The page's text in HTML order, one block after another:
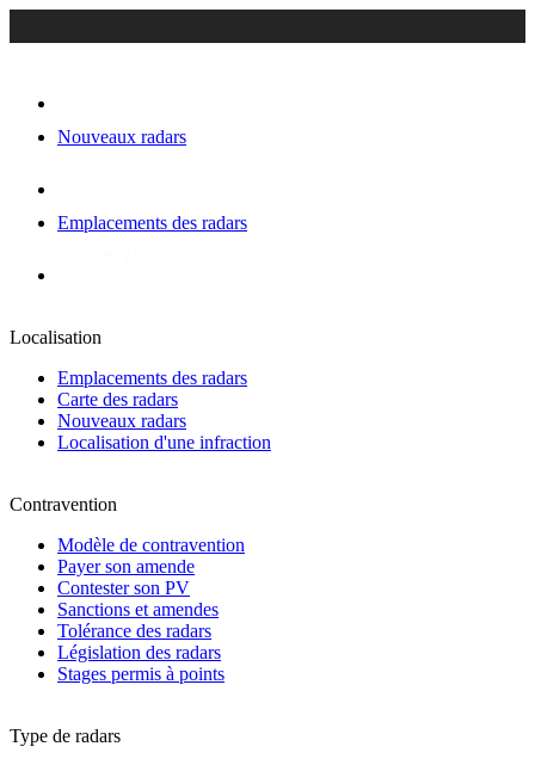
Nouveaux radars
Emplacements des radars
Localisation
Emplacements des radars
Carte des radars
Nouveaux radars
Localisation d'une infraction
Contravention
Modèle de contravention
Payer son amende
Contester son PV
Sanctions et amendes
Tolérance des radars
Législation des radars
Stages permis à points
Type de radars